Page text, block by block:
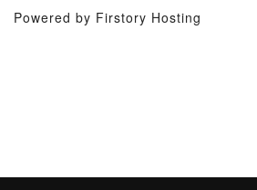
Powered by Firstory Hosting